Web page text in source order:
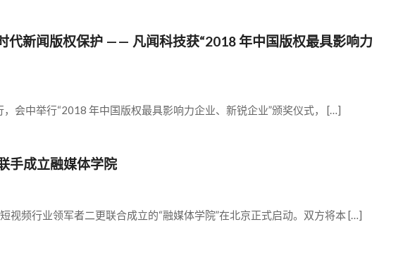
代新闻版权保护 —— 凡闻科技获“2018 年中国版权最具影响力
会中举行“2018 年中国版权最具影响力企业、新锐企业”颁奖仪式， […]
手成立融媒体学院
视频行业领军者二更联合成立的“融媒体学院”在北京正式启动。双方将本 […]